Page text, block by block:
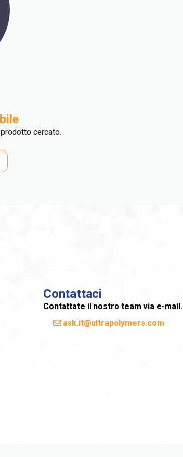
cercato.
Contattaci
Contattate il nostro team via e-mail.
ask.it@ultrapolymers.com